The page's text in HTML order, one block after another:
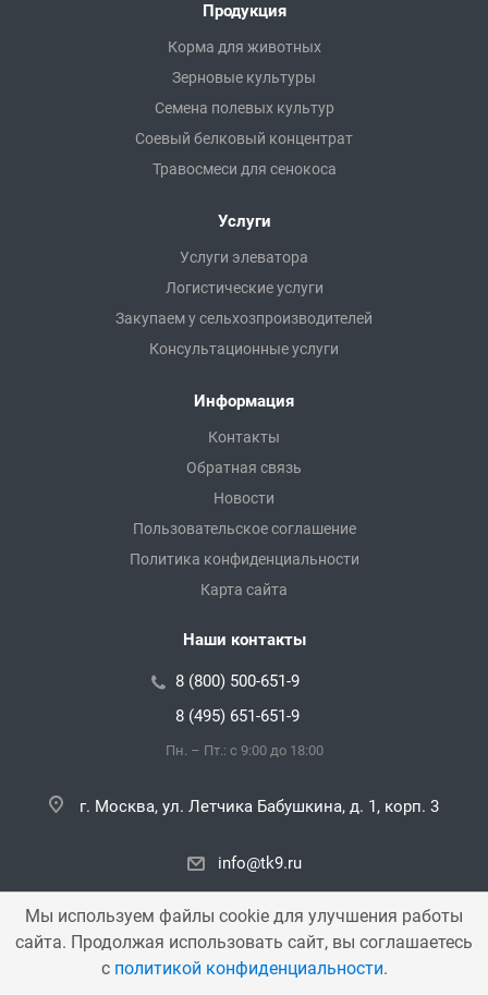
Продукция
Корма для животных
Зерновые культуры
Семена полевых культур
Соевый белковый концентрат
Травосмеси для сенокоса
Услуги
Услуги элеватора
Логистические услуги
Закупаем у сельхозпроизводителей
Консультационные услуги
Информация
Контакты
Обратная связь
Новости
Пользовательское соглашение
Политика конфиденциальности
Карта сайта
Наши контакты
8 (800) 500-651-9
8 (495) 651-651-9
Пн. – Пт.: с 9:00 до 18:00
г. Москва, ул. Летчика Бабушкина, д. 1, корп. 3
info@tk9.ru
Copyright © 2000 — 2026 «TK9». Все права защищены.
Мы используем файлы cookie для улучшения работы
сайта. Продолжая использовать сайт, вы соглашаетесь
с политикой конфиденциальности.